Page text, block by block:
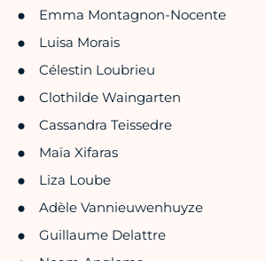
Emma Montagnon-Nocente
Luisa Morais
Célestin Loubrieu
Clothilde Waingarten
Cassandra Teissedre
Maïa Xifaras
Liza Loube
Adèle Vannieuwenhuyze
Guillaume Delattre